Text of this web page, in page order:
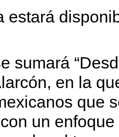
estará
sumará
en la
que
un